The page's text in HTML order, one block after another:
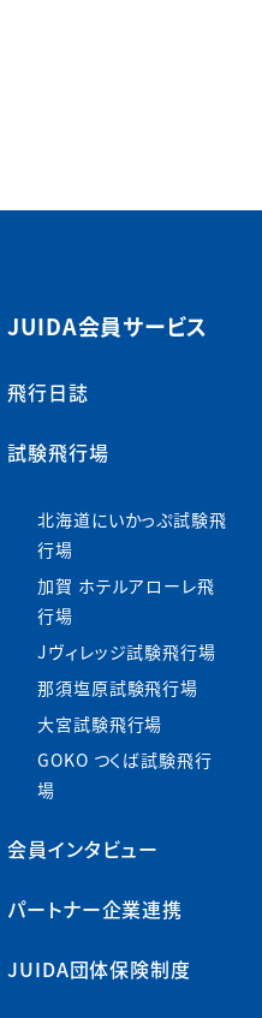
JUIDA会員サービス
飛行日誌
試験飛行場
北海道にいかっぷ試験飛
行場
加賀 ホテルアローレ飛
行場
Jヴィレッジ試験飛行場
那須塩原試験飛行場
大宮試験飛行場
GOKO つくば試験飛行
場
会員インタビュー
パートナー企業連携
JUIDA団体保険制度